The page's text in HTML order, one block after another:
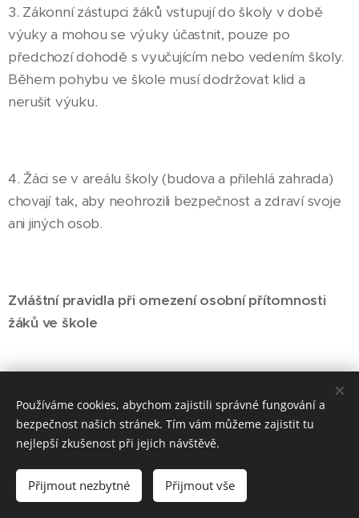
3. Zákonní zástupci žáků vstupují do školy v době
výuky a mohou se výuky účastnit, pouze po
předchozí dohodě s vyučujícím nebo vedením školy.
Během pohybu ve škole musí dodržovat klid a
nerušit výuku.
4. Žáci se v areálu školy (budova a přilehlá zahrada)
chovají tak, aby neohrozili bezpečnost a zdraví svoje
ani jiných osob.
Zvláštní pravidla při omezení osobní přítomnosti
žáků ve škole
1. V případě krizových opatření (vyhlášeného podle
krizového zákona, nebo z důvodu nařízení
mimořádného opatření podle zvláštního zákona,
anebo z důvodu nařízení karantény podle zákona o
ochraně veřejného zdraví) může škola po dohodě se
Používáme cookies, abychom zajistili správné fungování a
bezpečnost našich stránek. Tím vám můžeme zajistit tu
nejlepší zkušenost při jejich návštěvě.
Přijmout nezbytné Přijmout vše